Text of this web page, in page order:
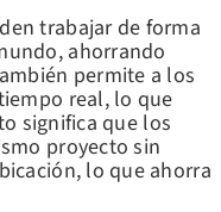
trabajar de forma
ahorrando
permite a los
real, lo que
significa que los
proyecto sin
lo que ahorra